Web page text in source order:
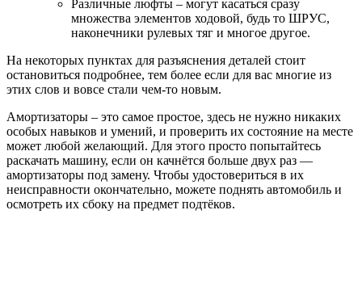
Различные люфты – могут касаться сразу
множества элементов ходовой, будь то ШРУС,
наконечники рулевых тяг и многое другое.
На некоторых пунктах для разъяснения деталей стоит
остановиться подробнее, тем более если для вас многие из
этих слов и вовсе стали чем-то новым.
Амортизаторы – это самое простое, здесь не нужно никаких
особых навыков и умений, и проверить их состояние на месте
может любой желающий. Для этого просто попытайтесь
раскачать машину, если он качнётся больше двух раз —
амортизаторы под замену. Чтобы удостовериться в их
неисправности окончательно, можете поднять автомобиль и
осмотреть их сбоку на предмет подтёков.